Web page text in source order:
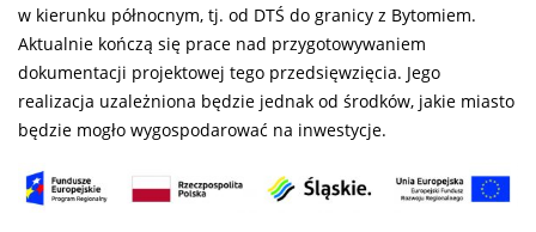
w kierunku północnym, tj. od DTŚ do granicy z Bytomiem.
Aktualnie kończą się prace nad przygotowywaniem
dokumentacji projektowej tego przedsięwzięcia. Jego
realizacja uzależniona będzie jednak od środków, jakie miasto
będzie mogło wygospodarować na inwestycje.